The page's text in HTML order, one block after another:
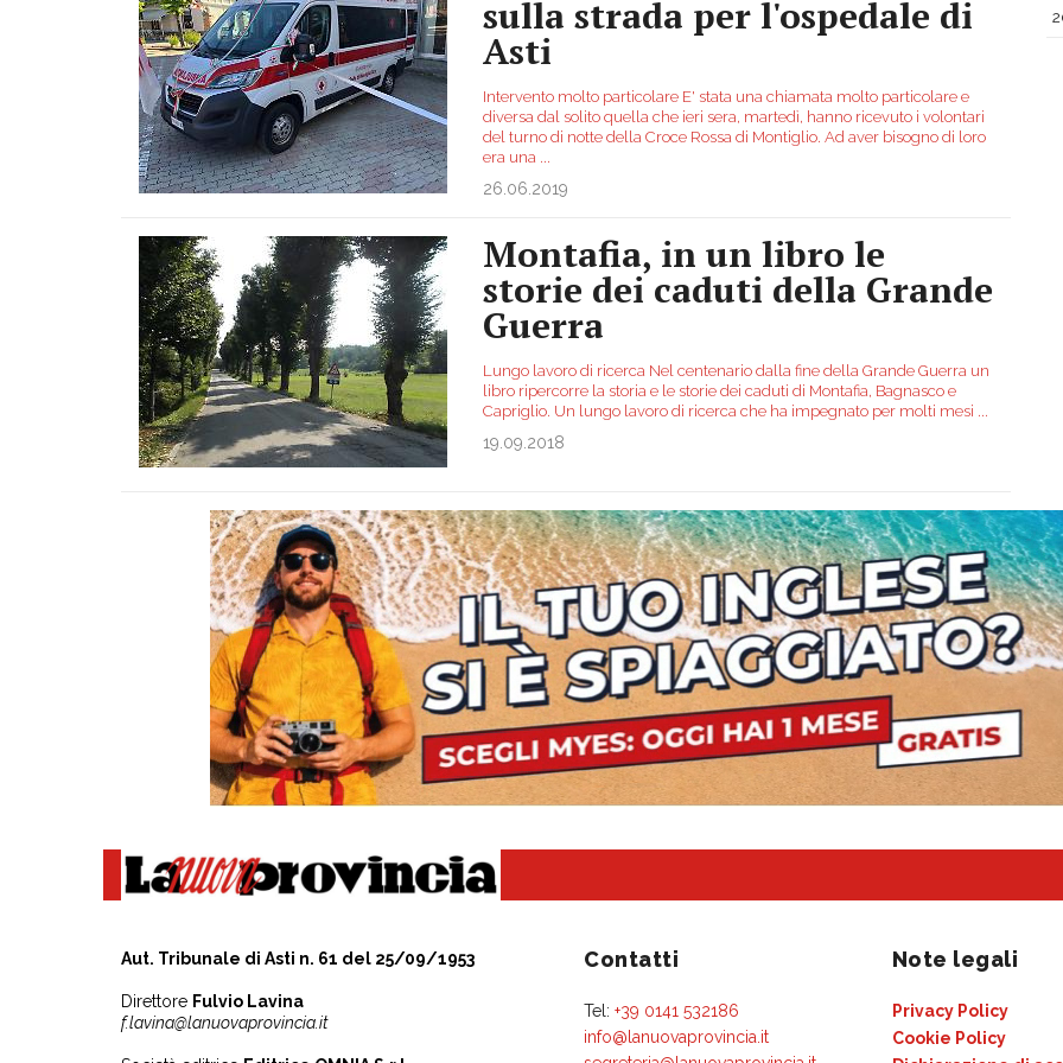
sulla strada per l'ospedale di
Asti
Intervento molto particolare E' stata una chiamata molto particolare e
diversa dal solito quella che ieri sera, martedì, hanno ricevuto i volontari
del turno di notte della Croce Rossa di Montiglio. Ad aver bisogno di loro
era una
26.06.2019
Montafia, in un libro le
storie dei caduti della Grande
Guerra
Lungo lavoro di ricerca Nel centenario dalla fine della Grande Guerra un
libro ripercorre la storia e le storie dei caduti di Montafia, Bagnasco e
Capriglio. Un lungo lavoro di ricerca che ha impegnato per molti mesi
19.09.2018
Aut. Tribunale di Asti n. 61 del 25/09/1953
Direttore Fulvio Lavina
f.lavina@lanuovaprovincia.it
Contatti
Tel: +39 0141 532186
info@lanuovaprovincia.it
Note legali
Privacy Policy
Cookie Policy